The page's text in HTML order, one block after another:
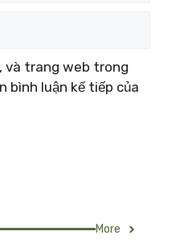
và trang web trong
bình luận kế tiếp của
More